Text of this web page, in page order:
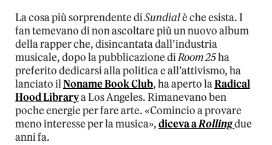
La cosa più sorprendente diSundialè che esista. I
fan temevano di non ascoltare più un nuovo album
della rapper che, disincantata dall’industria
musicale, dopo la pubblicazione diRoom 25ha
preferito dedicarsi alla politica e all’attivismo, ha
lanciato ilNoname Book Club, ha aperto laRadical
Hood Librarya Los Angeles. Rimanevano ben
poche energie per fare arte. «Comincio a provare
meno interesse per la musica»,diceva aRollingdue
anni fa.